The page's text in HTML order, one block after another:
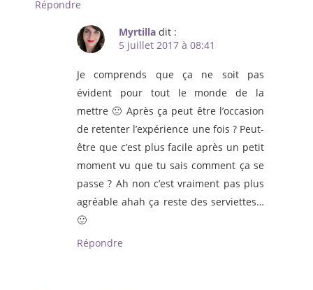
Répondre
Myrtilla dit :
5 juillet 2017 à 08:41
Je comprends que ça ne soit pas
évident pour tout le monde de la
mettre 🙁 Après ça peut être l’occasion
de retenter l’expérience une fois ? Peut-
être que c’est plus facile après un petit
moment vu que tu sais comment ça se
passe ? Ah non c’est vraiment pas plus
agréable ahah ça reste des serviettes…
🙂
Répondre